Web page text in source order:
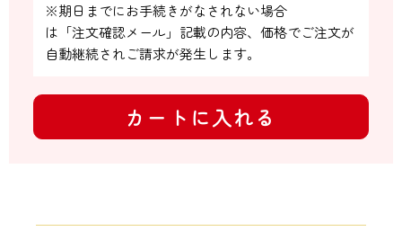
※期日までにお手続きがなされない場合
は「注文確認メール」記載の内容、価格でご注文が
自動継続されご請求が発生します。
カートに入れる